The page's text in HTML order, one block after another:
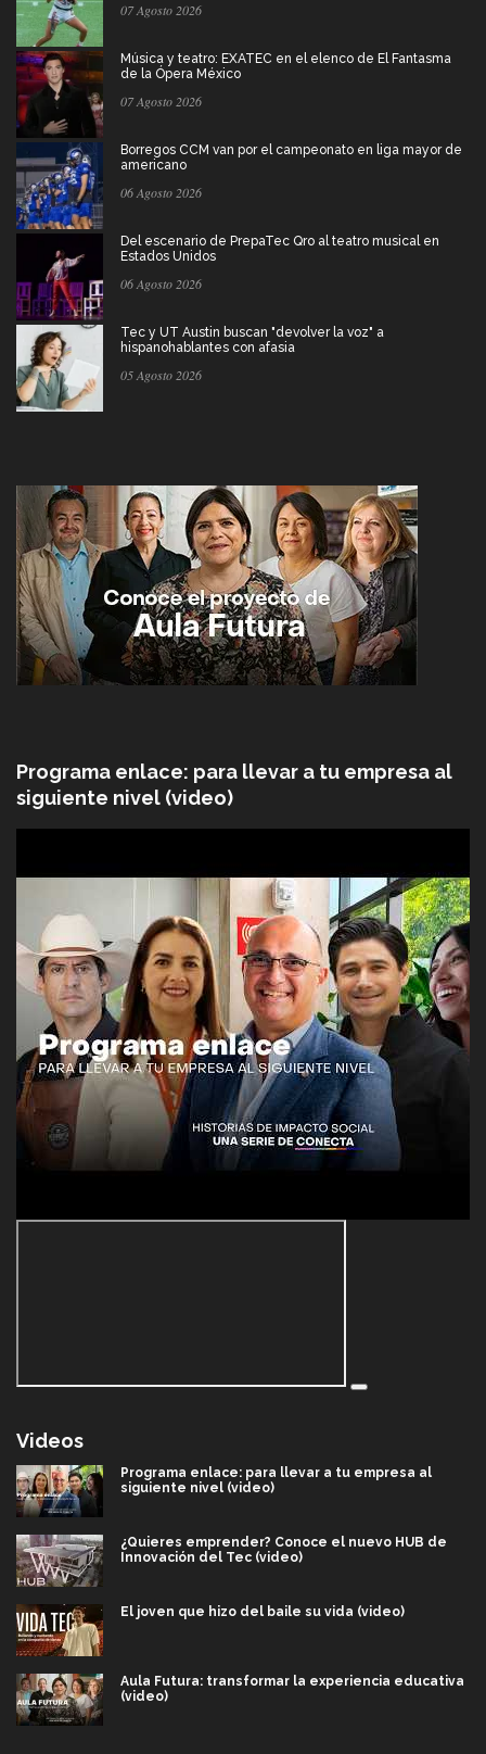
07 Agosto 2026
Música y teatro: EXATEC en el elenco de El Fantasma
de la Ópera México
07 Agosto 2026
Borregos CCM van por el campeonato en liga mayor de
americano
06 Agosto 2026
Del escenario de PrepaTec Qro al teatro musical en
Estados Unidos
06 Agosto 2026
Tec y UT Austin buscan "devolver la voz" a
hispanohablantes con afasia
05 Agosto 2026
Programa enlace: para llevar a tu empresa al
siguiente nivel (video)
Videos
Programa enlace: para llevar a tu empresa al
siguiente nivel (video)
¿Quieres emprender? Conoce el nuevo HUB de
Innovación del Tec (video)
El joven que hizo del baile su vida (video)
Aula Futura: transformar la experiencia educativa
(video)